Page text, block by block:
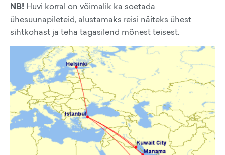
NB! Huvi korral on võimalik ka soetada
ühesuunapileteid, alustamaks reisi näiteks ühest
sihtkohast ja teha tagasilend mõnest teisest.